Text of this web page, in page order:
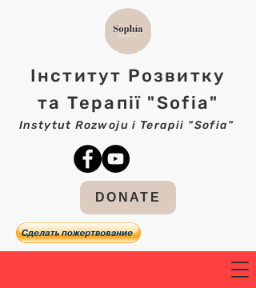
Інститут Розвитку
та Терапії "Sofia"
Instytut Rozwoju i Terapii "Sofia"
DONATE